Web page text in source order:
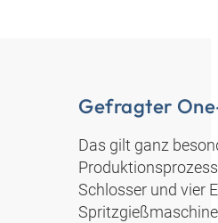
Gefragter
Das gilt ganz
Schlosser und vier